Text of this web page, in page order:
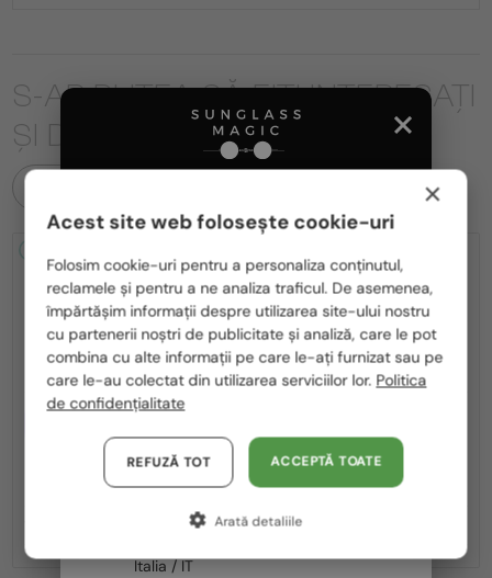
S-AR PUTEA SĂ FIȚI INTERESAȚI
ȘI DE
CU LENTILĂ MONOFOCALĂ PLUS
Porsche Design—Cadru optic
Ochelari de soare
P8478 - E - 60
1 047 RON
România / RO
Polska / PL
Magyarország / HU
United Arab Emirates / EN
Austria / AT
Germania / DE
Franța / FR
Italia / IT
×
Acest site web folosește cookie-uri
Folosim cookie-uri pentru a personaliza conținutul,
reclamele și pentru a ne analiza traficul. De asemenea,
împărtășim informații despre utilizarea site-ului nostru
cu partenerii noștri de publicitate și analiză, care le pot
combina cu alte informații pe care le-ați furnizat sau pe
care le-au colectat din utilizarea serviciilor lor. Politica
de confidențialitate
ACCEPTĂ TOATE
REFUZĂ TOT
Arată detaliile